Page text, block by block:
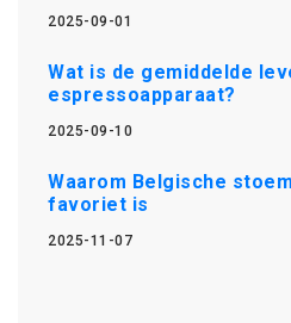
2025-09-01
Wat is de gemiddelde
espressoapparaat?
2025-09-10
Waarom Belgische
favoriet is
2025-11-07